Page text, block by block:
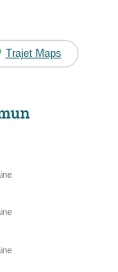
Trajet Maps